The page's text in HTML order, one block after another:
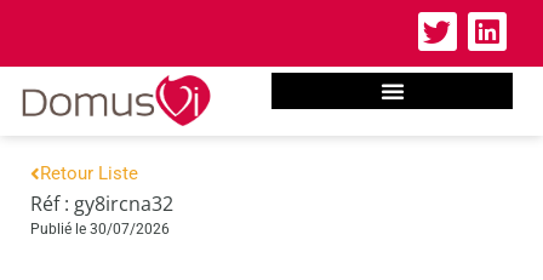
Retour Liste
Réf : gy8ircna32
Publié le 30/07/2026